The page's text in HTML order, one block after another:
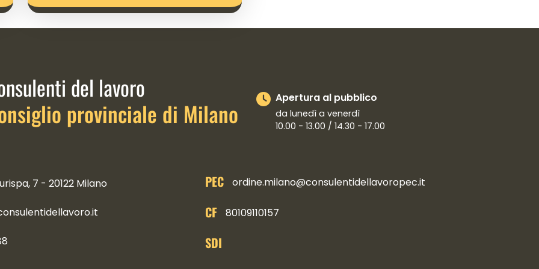
istituzionali
del lavoro
provinciale di Milano
Apertura al pubblico
da lunedì a venerdì
10.00 - 13.00 / 14.30 - 17.00
7 - 20122 Milano PEC ordine.milano@consulentidellavoropec.it
CF 80109110157
SDI